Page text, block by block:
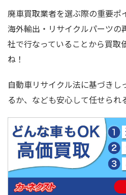
廃車買取業者を選ぶ際の重要ポ
海外輸出・リサイクルパーツの
社で行なっていることから買取
ね！
自動車リサイクル法に基づきし
るか、なども安心して任せられ